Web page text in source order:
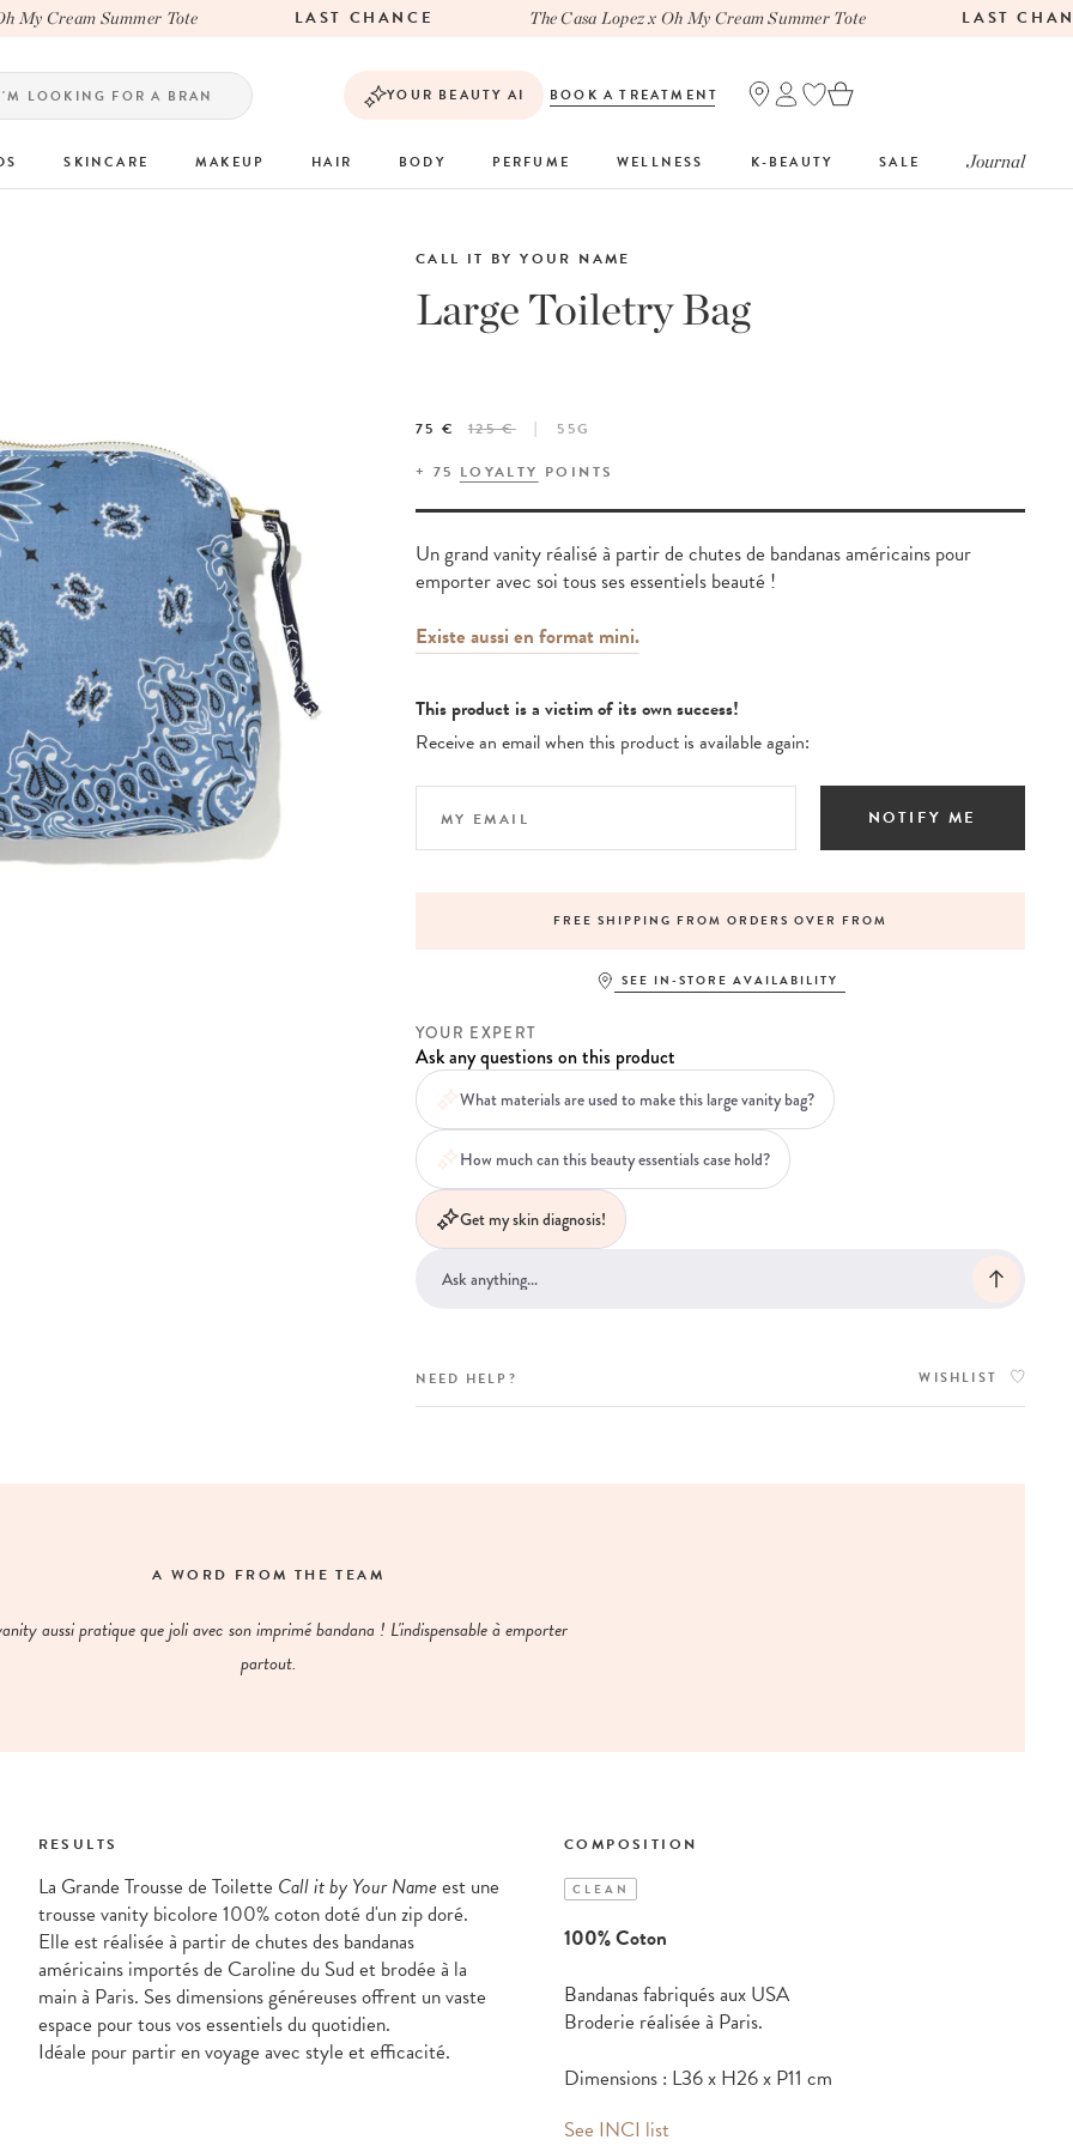
Cream Summer Tote LAST CHANCE The Casa Lopez x Oh My Cream Summer Tote LAST
YOUR BEAUTY AI BOOK A TREATMENT
SKINCARE MAKEUP HAIR BODY PERFUME WELLNESS K-BEAUTY SALE Journal
Large Toiletry Bag
CALL IT BY YOUR NAME
75 € 125 €
55G
+ 75 LOYALTY POINTS
Un grand vanity réalisé à partir de chutes de bandanas américains pour
emporter avec soi tous ses essentiels beauté !
Existe aussi en format mini.
This product is a victim of its own success!
Receive an email when this product is available again:
NOTIFY ME
FREE SHIPPING FROM ORDERS OVER FROM
SEE IN-STORE AVAILABILITY
YOUR EXPERT
Ask any questions on this product
What materials are used to make this large vanity bag?
How much can this beauty essentials case hold?
Get my skin diagnosis!
NEED HELP? WISHLIST
A WORD FROM THE TEAM
aussi pratique que joli avec son imprimé bandana ! L'indispensable à emporter
partout.
RESULTS COMPOSITION
La Grande Trousse de Toilette Call it by Your Nameest une
trousse vanity bicolore 100% coton doté d'un zip doré.
Elle est réalisée à partir de chutes des bandanas
américains importés de Caroline du Sud et brodée à la
main à Paris. Ses dimensions généreuses offrent un vaste
espace pour tous vos essentiels du quotidien.
Idéale pour partir en voyage avec style et efficacité.
CLEAN
100% Coton
Bandanas fabriqués aux USA
Broderie réalisée à Paris.
Dimensions : L36 x H26 x P11 cm
See INCI list